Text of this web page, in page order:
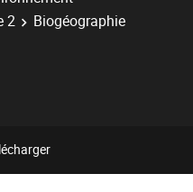
2
Biogéographie